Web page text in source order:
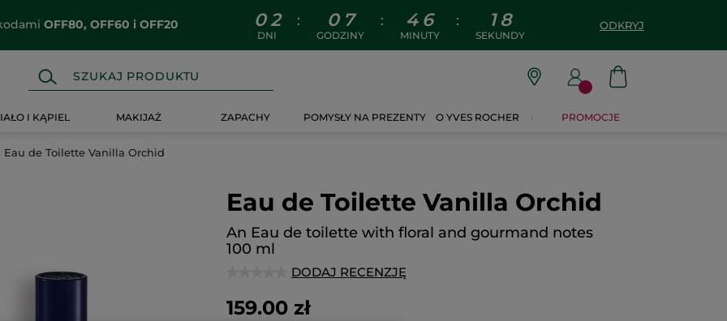
OFF80, OFF60 i OFF20 0 2
DNI
: 0 7
GODZINY
: 4 6
MINUTY
: 1 7
SEKUNDY
ODKRYJ
I KĄPIEL MAKIJAŻ ZAPACHY POMYSŁY NA PREZENTY O YVES ROCHER PROMOCJE
Eau de Toilette Vanilla Orchid
Eau de Toilette Vanilla Orchid
An Eau de toilette with floral and gourmand notes
100 ml
DODAJ RECENZJĘ
159.00 zł